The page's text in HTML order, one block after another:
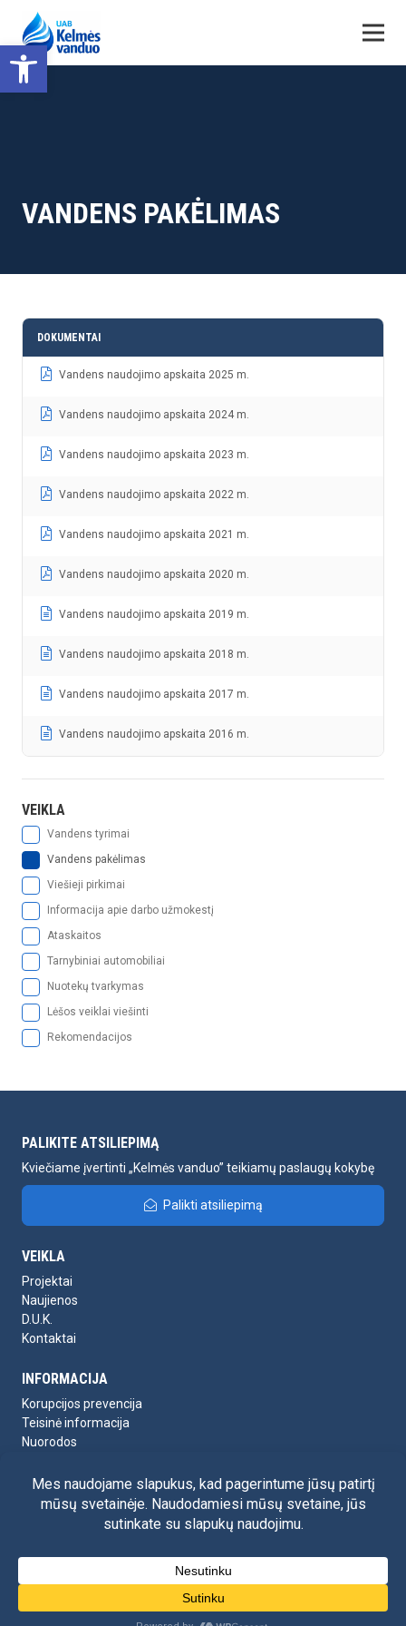
Open toolbar
VANDENS PAKĖLIMAS
DOKUMENTAI
Vandens naudojimo apskaita 2025 m.
Vandens naudojimo apskaita 2024 m.
Vandens naudojimo apskaita 2023 m.
Vandens naudojimo apskaita 2022 m.
Vandens naudojimo apskaita 2021 m.
Vandens naudojimo apskaita 2020 m.
Vandens naudojimo apskaita 2019 m.
Vandens naudojimo apskaita 2018 m.
Vandens naudojimo apskaita 2017 m.
Vandens naudojimo apskaita 2016 m.
VEIKLA
Vandens tyrimai
Vandens pakėlimas
Viešieji pirkimai
Informacija apie darbo užmokestį
Ataskaitos
Tarnybiniai automobiliai
Nuotekų tvarkymas
Lėšos veiklai viešinti
Rekomendacijos
PALIKITE ATSILIEPIMĄ
Kviečiame įvertinti „Kelmės vanduo” teikiamų paslaugų kokybę
Palikti atsiliepimą
VEIKLA
Projektai
Naujienos
D.U.K.
Kontaktai
INFORMACIJA
Korupcijos prevencija
Teisinė informacija
Nuorodos
Asmens duomenų apsauga
Siūlome darbą
2026 „Kelmės vanduo” |